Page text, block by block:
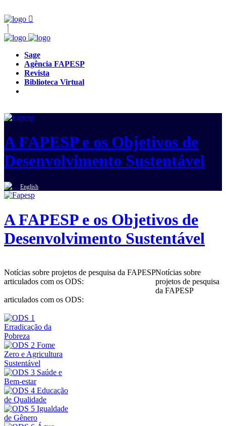
Sage
Agência FAPESP
Revista
Biblioteca Virtual
A FAPESP e os Objetivos de
Desenvolvimento Sustentável
English
A FAPESP e os Objetivos de
Desenvolvimento Sustentável
Notícias sobre projetos de pesquisa da FAPESP
articulados com os ODS:
Notícias sobre
projetos de pesquisa
da FAPESP
articulados com os ODS: